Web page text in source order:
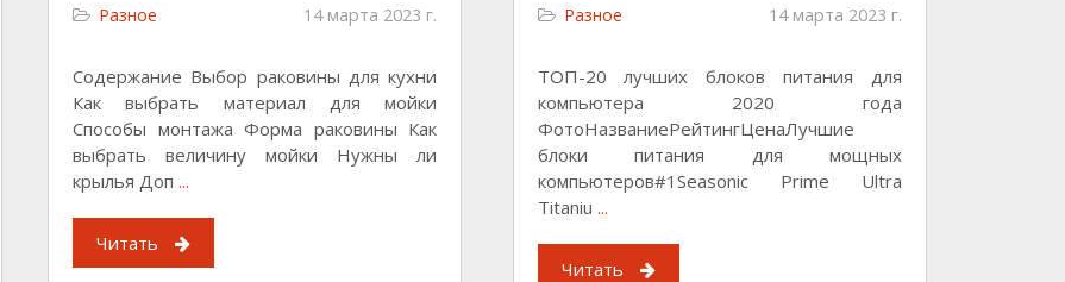
Разное 14 марта 2023 г.
Содержание Выбор раковины для кухни
Как выбрать материал для мойки
Способы монтажа Форма раковины Как
выбрать величину мойки Нужны ли
крылья Доп ...
Читать
Разное 14 марта 2023 г.
ТОП-20 лучших блоков питания для
компьютера 2020 года
ФотоНазваниеРейтингЦенаЛучшие
блоки питания для мощных
компьютеров#1Seasonic Prime Ultra
Titaniu ...
Читать